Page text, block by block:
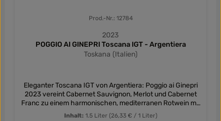
Prod.-Nr.: 12784
2023
POGGIO AI GINEPRI Toscana IGT - Argentiera
Toskana (Italien)
Eleganter Toscana IGT von Argentiera: Poggio ai Ginepri
2023 vereint Cabernet Sauvignon, Merlot und Cabernet
Franc zu einem harmonischen, mediterranen Rotwein mit
Finesse.
Inhalt: 1.5 Liter (26,33 € / 1 Liter)